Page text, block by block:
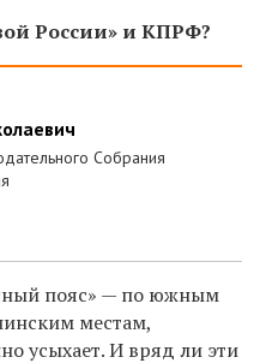
России» и КПРФ?
Собрания
пояс» — по южным
местам,
усыхает. И вряд ли эти